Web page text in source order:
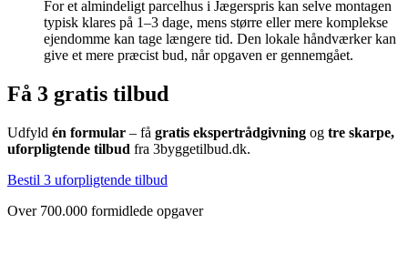
For et almindeligt parcelhus i Jægerspris kan selve montagen
typisk klares på 1–3 dage, mens større eller mere komplekse
ejendomme kan tage længere tid. Den lokale håndværker kan
give et mere præcist bud, når opgaven er gennemgået.
Få 3 gratis tilbud
Udfyld én formular – få gratis ekspertrådgivning og tre skarpe,
uforpligtende tilbud fra 3byggetilbud.dk.
Bestil 3 uforpligtende tilbud
Over 700.000 formidlede opgaver